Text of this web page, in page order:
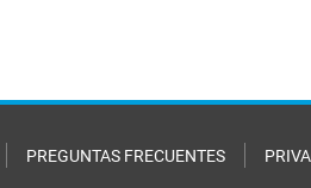
PREGUNTAS FRECUENTES